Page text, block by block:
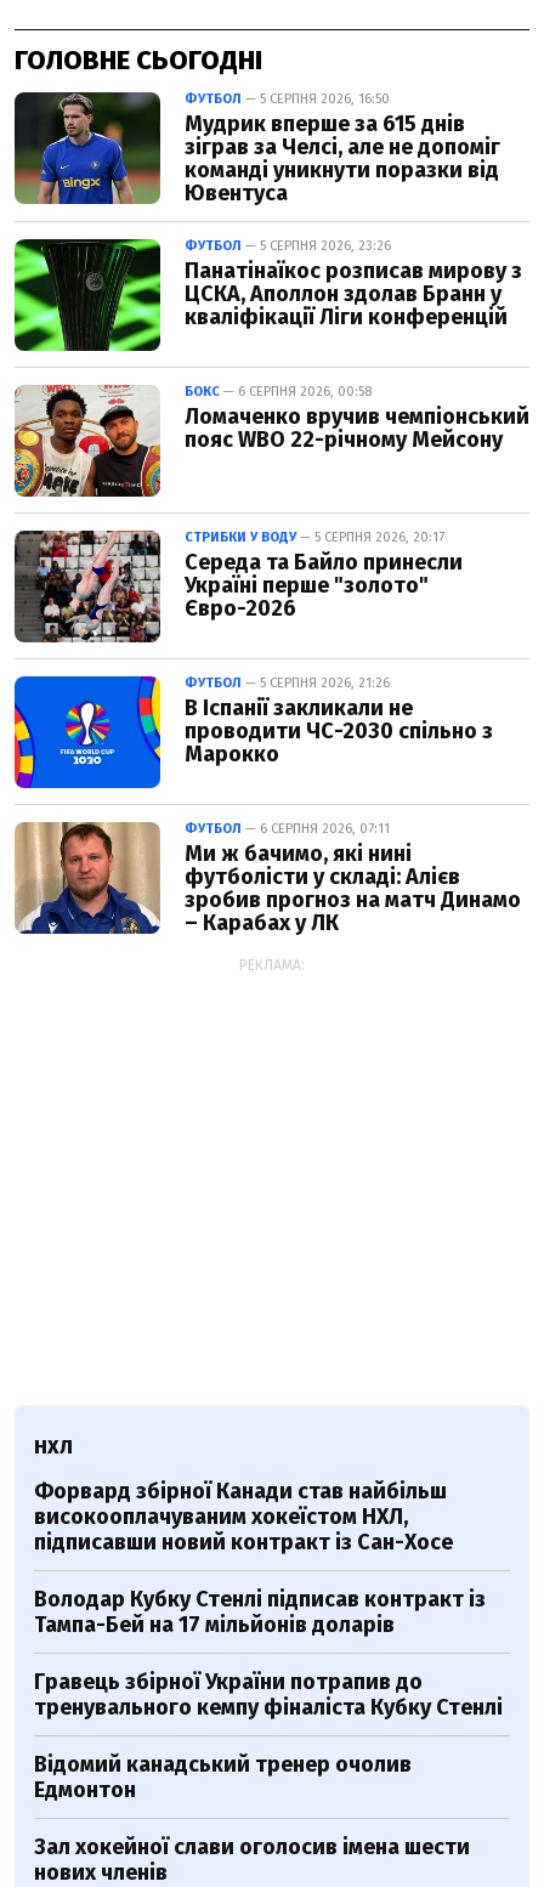
ГОЛОВНЕ СЬОГОДНІ
ФУТБОЛ — 5 СЕРПНЯ 2026, 16:50
Мудрик вперше за 615 днів
зіграв за Челсі, але не допоміг
команді уникнути поразки від
Ювентуса
ФУТБОЛ — 5 СЕРПНЯ 2026, 23:26
Панатінаїкос розписав мирову з
ЦСКА, Аполлон здолав Бранн у
кваліфікації Ліги конференцій
БОКС — 6 СЕРПНЯ 2026, 00:58
Ломаченко вручив чемпіонський
пояс WBO 22-річному Мейсону
СТРИБКИ У ВОДУ— 5 СЕРПНЯ 2026, 20:17
Середа та Байло принесли
Україні перше "золото"
Євро-2026
ФУТБОЛ — 5 СЕРПНЯ 2026, 21:26
В Іспанії закликали не
проводити ЧС-2030 спільно з
Марокко
ФУТБОЛ — 6 СЕРПНЯ 2026, 07:11
Ми ж бачимо, які нині
футболісти у складі: Алієв
зробив прогноз на матч Динамо
– Карабах у ЛК
РЕКЛАМА:
НХЛ
Форвард збірної Канади став найбільш
високооплачуваним хокеїстом НХЛ,
підписавши новий контракт із Сан-Хосе
Володар Кубку Стенлі підписав контракт із
Тампа-Бей на 17 мільйонів доларів
Гравець збірної України потрапив до
тренувального кемпу фіналіста Кубку Стенлі
Відомий канадський тренер очолив
Едмонтон
Зал хокейної слави оголосив імена шести
нових членів